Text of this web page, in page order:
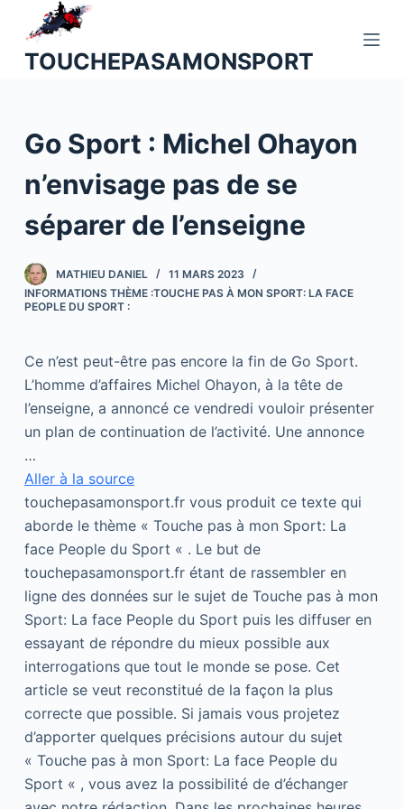
u
o
e
TOUCHEPASAMONSPORT
Go Sport : Michel Ohayon
n’envisage pas de se
séparer de l’enseigne
MATHIEU DANIEL
11 MARS 2023
INFORMATIONS THÈME :TOUCHE PAS À MON SPORT: LA FACE
PEOPLE DU SPORT :
Ce n’est peut-être pas encore la fin de Go Sport.
L’homme d’affaires Michel Ohayon, à la tête de
l’enseigne, a annoncé ce vendredi vouloir présenter
un plan de continuation de l’activité. Une annonce
…
Aller à la source
touchepasamonsport.fr vous produit ce texte qui
aborde le thème « Touche pas à mon Sport: La
face People du Sport « . Le but de
touchepasamonsport.fr étant de rassembler en
ligne des données sur le sujet de Touche pas à mon
Sport: La face People du Sport puis les diffuser en
essayant de répondre du mieux possible aux
interrogations que tout le monde se pose. Cet
article se veut reconstitué de la façon la plus
correcte que possible. Si jamais vous projetez
d’apporter quelques précisions autour du sujet
« Touche pas à mon Sport: La face People du
Sport « , vous avez la possibilité de d’échanger